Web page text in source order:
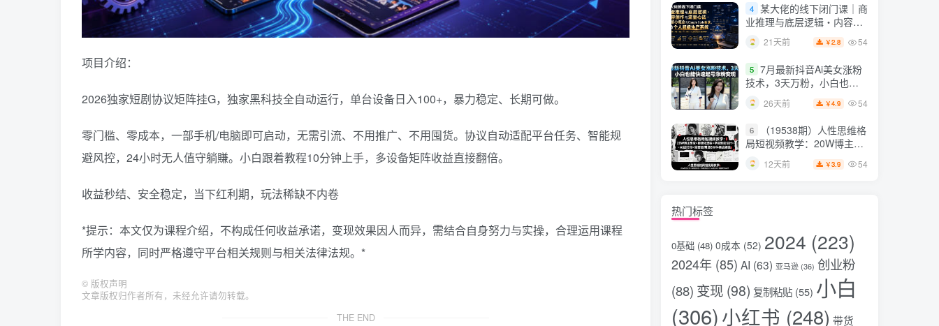
项目介绍：
2026独家短剧协议矩阵挂G，独家黑科技全自动运行，单台设备日入100+，暴力稳定、长期可做。
零门槛、零成本，一部手机/电脑即可启动，无需引流、不用推广、不用囤货。协议自动适配平台任务、智能规
避风控，24小时无人值守躺賺。小白跟着教程10分钟上手，多设备矩阵收益直接翻倍。
收益秒结、安全稳定，当下红利期，玩法稀缺不内卷
*提示：本文仅为课程介绍，不构成任何收益承诺，变现效果因人而异，需结合自身努力与实操，合理运用课程
所学内容，同时严格遵守平台相关规则与相关法律法规。*
© 版权声明
文章版权归作者所有，未经允许请勿转载。
THE END
全流程
4 某大佬的线下闭门课｜商
业推理与底层逻辑・内容创
作与流量心法・AI核心概念
与Claude Code实战，打造
个人超级生产系统【录音
+图片】
21天前 ￥2.8 54
5 7月最新抖音Ai美女涨粉
技术，3天万粉，小白也能
快速起号涨粉变现
26天前 ￥4.9 54
6
（19538期）人性思维格
局短视频教学：20W博主亲
授×标准化流程×字幕封面设
计×AI提示词×橱窗带货6W
12天前 ￥3.9 54
热门标签
0基础 (48) 0成本 (52) 2024 (223)
2024年 (85) AI (63) 亚马逊 (36) 创业粉
(88) 变现 (98) 复制粘贴 (55) 小白
(306)小红书 (248) 带货